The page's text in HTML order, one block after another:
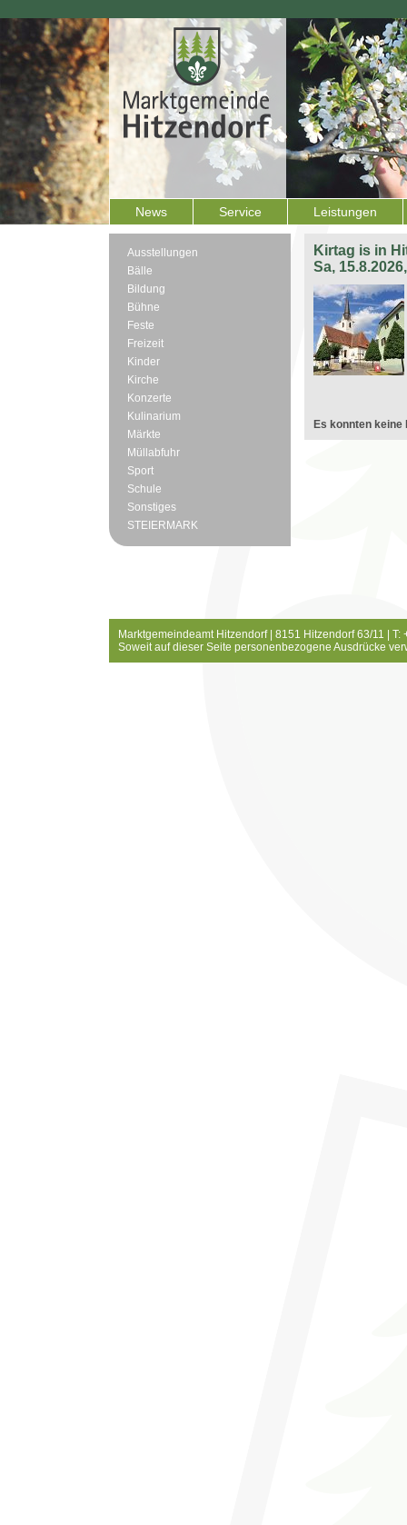
News Service Leistungen
Ausstellungen
Bälle
Bildung
Bühne
Feste
Freizeit
Kinder
Kirche
Konzerte
Kulinarium
Märkte
Müllabfuhr
Sport
Schule
Sonstiges
STEIERMARK
Kirtag is in
Sa,
Es konnten keine
Marktgemeindeamt Hitzendorf | 8151 Hitzendorf 63/11 |
Soweit auf dieser Seite personenbezogene Ausdrücke